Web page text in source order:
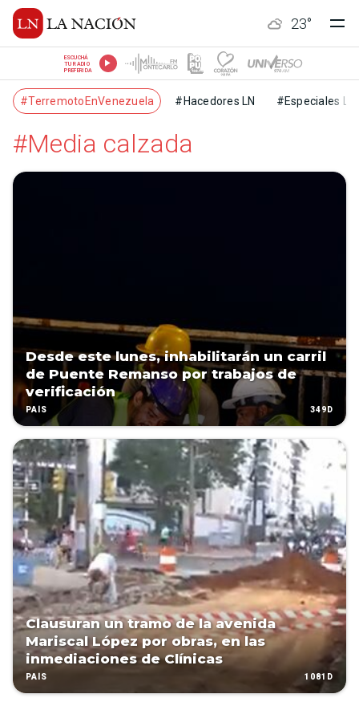
23°
ESCUCHÁ
TU RADIO
PREFERIDA
#TerremotoEnVenezuela #Hacedores LN #Especiales LN
#Media calzada
Desde este lunes, inhabilitarán un carril
de Puente Remanso por trabajos de
verificación
PAÍS 349D
Clausuran un tramo de la avenida
Mariscal López por obras, en las
inmediaciones de Clínicas
PAÍS 1081D